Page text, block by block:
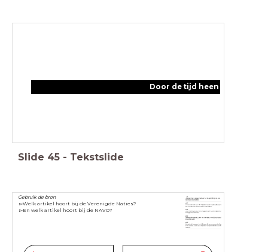
Door de tijd heen
Slide 45 - Tekstslide
Gebruik de bron
▻Welk artikel hoort bij de Verenigde Naties?
▻En welk artikel hoort bij de NAVO?